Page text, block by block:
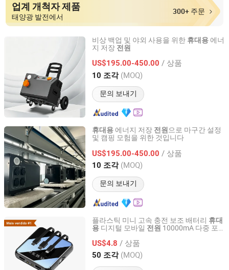
업계 개척자 제품
태양광 발전에서
300+ 주문
비상 백업 및 야외 사용을 위한 휴대용 에너
지 저장 전원
US$195.00-450.00 / 상품
10 조각 (MOQ)
문의 보내기
Zhejiang Fimos Energy Technology Co., Ltd.
Zhejiang, China 이후 2026
휴대용 에너지 저장 전원으로 마구간 설정
및 캠핑 모험을 위한 것입니다
US$195.00-450.00 / 상품
10 조각 (MOQ)
문의 보내기
Zhejiang Fimos Energy Technology Co., Ltd.
Zhejiang, China 이후 2026
플라스틱 미니 고속 충전 보조 배터리 휴대
용 디지털 모바일 전원 10000mA 다중 포
이 울트라
US$4.8 / 상품
50 조각 (MOQ)
Shenzhen Tina Nis Electronics Co., Ltd.
Guangdong, China 이후 2024